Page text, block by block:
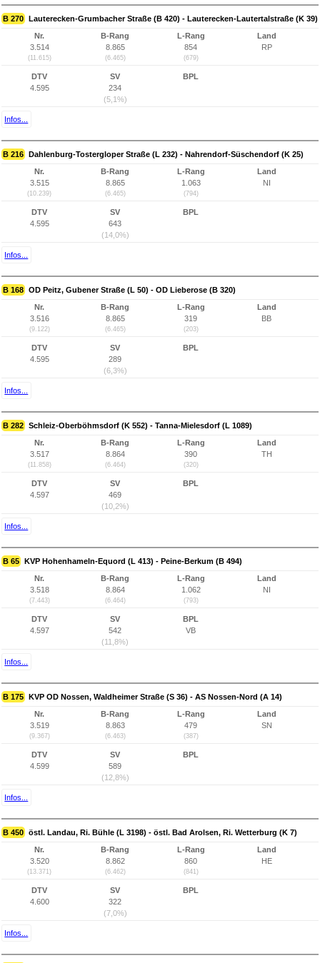
B 270 Lauterecken-Grumbacher Straße (B 420) - Lauterecken-Lautertalstraße (K 39)
Nr.
3.514
(11.615)
B-Rang
8.865
(6.465)
L-Rang
854
(679)
Land
RP
DTV
4.595
SV
234
(5,1%)
BPL
Infos...
B 216 Dahlenburg-Tostergloper Straße (L 232) - Nahrendorf-Süschendorf (K 25)
Nr.
3.515
(10.239)
B-Rang
8.865
(6.465)
L-Rang
1.063
(794)
Land
NI
DTV
4.595
SV
643
(14,0%)
BPL
Infos...
B 168 OD Peitz, Gubener Straße (L 50) - OD Lieberose (B 320)
Nr.
3.516
(9.122)
B-Rang
8.865
(6.465)
L-Rang
319
(203)
Land
BB
DTV
4.595
SV
289
(6,3%)
BPL
Infos...
B 282 Schleiz-Oberböhmsdorf (K 552) - Tanna-Mielesdorf (L 1089)
Nr.
3.517
(11.858)
B-Rang
8.864
(6.464)
L-Rang
390
(320)
Land
TH
DTV
4.597
SV
469
(10,2%)
BPL
Infos...
B 65 KVP Hohenhameln-Equord (L 413) - Peine-Berkum (B 494)
Nr.
3.518
(7.443)
B-Rang
8.864
(6.464)
L-Rang
1.062
(793)
Land
NI
DTV
4.597
SV
542
(11,8%)
BPL
VB
Infos...
B 175 KVP OD Nossen, Waldheimer Straße (S 36) - AS Nossen-Nord (A 14)
Nr.
3.519
(9.367)
B-Rang
8.863
(6.463)
L-Rang
479
(387)
Land
SN
DTV
4.599
SV
589
(12,8%)
BPL
Infos...
B 450 östl. Landau, Ri. Bühle (L 3198) - östl. Bad Arolsen, Ri. Wetterburg (K 7)
Nr.
3.520
(13.371)
B-Rang
8.862
(6.462)
L-Rang
860
(841)
Land
HE
DTV
4.600
SV
322
(7,0%)
BPL
Infos...